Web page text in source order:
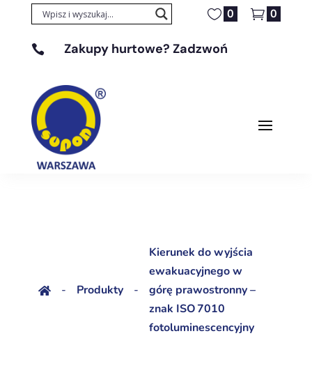
0 0
 Zakupy hurtowe? Zadzwoń
 - Produkty -
Kierunek do wyjścia
ewakuacyjnego w
górę prawostronny –
znak ISO 7010
fotoluminescencyjny